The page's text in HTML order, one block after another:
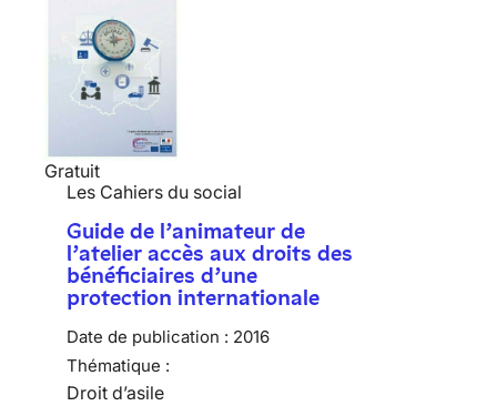
Gratuit
Les Cahiers du social
Guide de l’animateur de
l’atelier accès aux droits des
bénéficiaires d’une
protection internationale
Date de publication : 2016
Thématique :
Droit d’asile